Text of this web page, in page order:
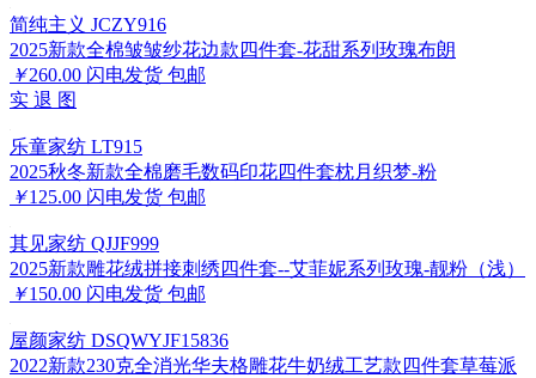
简纯主义 JCZY916
2025新款全棉皱皱纱花边款四件套-花甜系列玫瑰布朗
￥260.00 闪电发货 包邮
实 退 图
乐童家纺 LT915
2025秋冬新款全棉磨毛数码印花四件套枕月织梦-粉
￥125.00 闪电发货 包邮
其见家纺 QJJF999
2025新款雕花绒拼接刺绣四件套--艾菲妮系列玫瑰-靓粉（浅）
￥150.00 闪电发货 包邮
屋颜家纺 DSQWYJF15836
2022新款230克全消光华夫格雕花牛奶绒工艺款四件套草莓派